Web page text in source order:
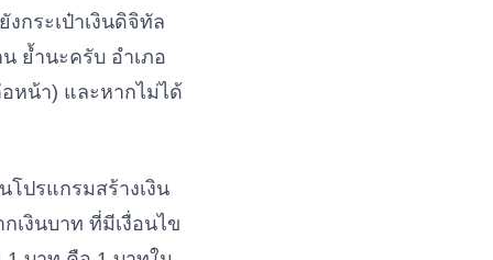
กระเป๋าเงินดิจิทัล
ย้ำนะครับ อำเภอ
หน้า) และหากไม่ได้
โปรแกรมสร้างเงิน
เงินบาท ที่มีเงื่อนไข